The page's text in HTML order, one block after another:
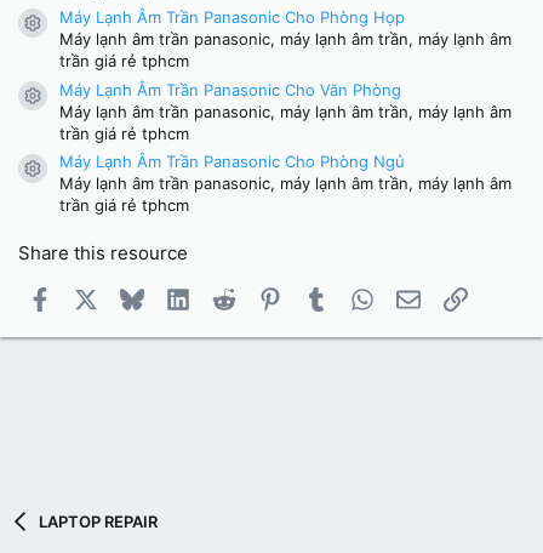
Resource icon
Máy Lạnh Âm Trần Panasonic Cho Phòng Họp
Máy lạnh âm trần panasonic, máy lạnh âm trần, máy lạnh âm
trần giá rẻ tphcm
Resource icon
Máy Lạnh Âm Trần Panasonic Cho Văn Phòng
Máy lạnh âm trần panasonic, máy lạnh âm trần, máy lạnh âm
trần giá rẻ tphcm
Resource icon
Máy Lạnh Âm Trần Panasonic Cho Phòng Ngủ
Máy lạnh âm trần panasonic, máy lạnh âm trần, máy lạnh âm
trần giá rẻ tphcm
Share this resource
Facebook BlueskyLinkedInReddit PinterestTumblrWhatsApp
Email Link
LAPTOP REPAIR